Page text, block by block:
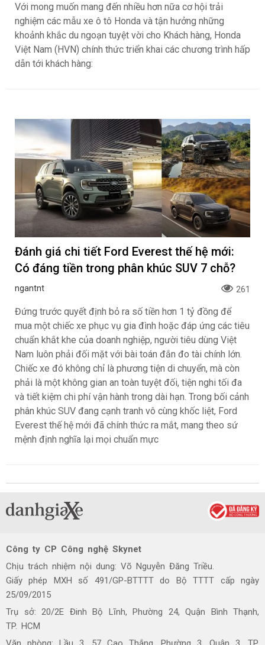
Với mong muốn mang đến nhiều hơn nữa cơ hội trải
nghiệm các mẫu xe ô tô Honda và tận hưởng những
khoảnh khắc du ngoạn tuyệt vời cho Khách hàng, Honda
Việt Nam (HVN) chính thức triển khai các chương trình hấp
dẫn tới khách hàng:
Đánh giá chi tiết Ford Everest thế hệ mới:
Có đáng tiền trong phân khúc SUV 7 chỗ?
ngantnt 261
Đứng trước quyết định bỏ ra số tiền hơn 1 tỷ đồng để
mua một chiếc xe phục vụ gia đình hoặc đáp ứng các tiêu
chuẩn khắt khe của doanh nghiệp, người tiêu dùng Việt
Nam luôn phải đối mặt với bài toán đắn đo tài chính lớn.
Chiếc xe đó không chỉ là phương tiện di chuyển, mà còn
phải là một không gian an toàn tuyệt đối, tiện nghi tối đa
và tiết kiệm chi phí vận hành trong dài hạn. Trong bối cảnh
phân khúc SUV đang cạnh tranh vô cùng khốc liệt, Ford
Everest thế hệ mới đã chính thức ra mắt, mang theo sứ
mệnh định nghĩa lại mọi chuẩn mực
Công ty CP Công nghệ Skynet
Chịu trách nhiệm nội dung: Võ Nguyễn Đăng Triều.
Giấy phép MXH số 491/GP-BTTTT do Bộ TTTT cấp ngày
25/09/2015
Trụ sở: 20/2E Đinh Bộ Lĩnh, Phường 24, Quận Bình Thạnh,
TP. HCM